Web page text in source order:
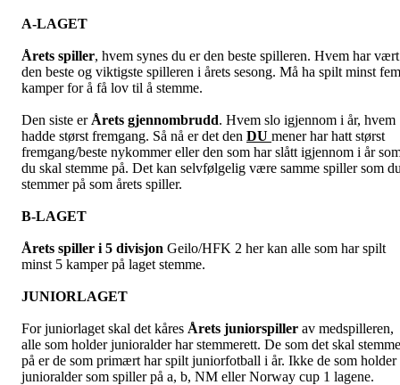
A-LAGET
Årets spiller, hvem synes du er den beste spilleren. Hvem har vært
den beste og viktigste spilleren i årets sesong. Må ha spilt minst fem
kamper for å få lov til å stemme.
Den siste er Årets gjennombrudd. Hvem slo igjennom i år, hvem
hadde størst fremgang. Så nå er det den DU mener har hatt størst
fremgang/beste nykommer eller den som har slått igjennom i år
du skal stemme på. Det kan selvfølgelig være samme spiller som
stemmer på som årets spiller.
B-LAGET
Årets spiller i 5 divisjon Geilo/HFK 2 her kan alle som har spilt
minst 5 kamper på laget stemme.
JUNIORLAGET
For juniorlaget skal det kåres Årets juniorspiller av medspilleren,
alle som holder junioralder har stemmerett. De som det skal
på er de som primært har spilt juniorfotball i år. Ikke de som holder
junioralder som spiller på a, b, NM eller Norway cup 1 lagene.